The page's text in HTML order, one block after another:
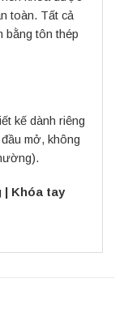
toàn. Tất cả
bằng tôn thép
kế dành riêng
mở, không
Khóa tay